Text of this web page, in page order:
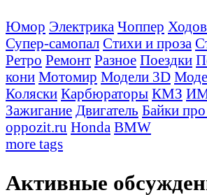
Юмор Электрика Чоппер
Супер-самопал Стихи и проза
Ретро Ремонт Разное Поездки
кони Мотомир Модели 3D
Коляски Карбюраторы КМЗ
Зажигание Двигатель Байки
oppozit.ru Honda BMW
more tags
Активные